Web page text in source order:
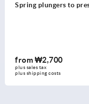
stainless steel
DETAILS